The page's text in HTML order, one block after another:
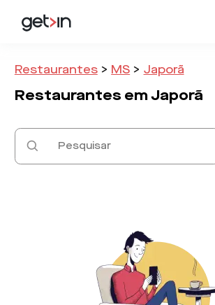
Restaurantes > MS > Japorã
Restaurantes emJaporã